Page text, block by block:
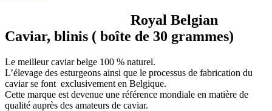
Royal Belgian
Caviar, blinis ( boîte de 30 grammes)
Le meilleur caviar belge 100 % naturel.
L’élevage des esturgeons ainsi que le processus de fabrication du
caviar se font exclusivement en Belgique.
Cette marque est devenue une référence mondiale en matière de
qualité auprès des amateurs de caviar.